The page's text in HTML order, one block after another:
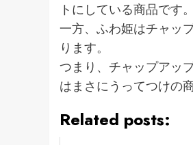
トにしている商品です。
一方、ふわ姫はチャッ
ります。
つまり、チャップアッ
はまさにうってつけの
Related posts: